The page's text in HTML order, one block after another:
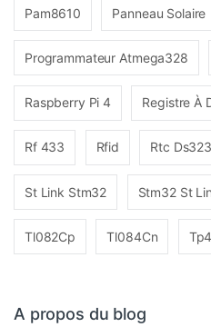
Pam8610 Panneau Solaire
Programmateur Atmega328
Raspberry Pi 4 Registre À
Rf 433 Rfid Rtc
St Link Stm32 Stm32 St
Tl082Cp Tl084Cn
A propos du blog